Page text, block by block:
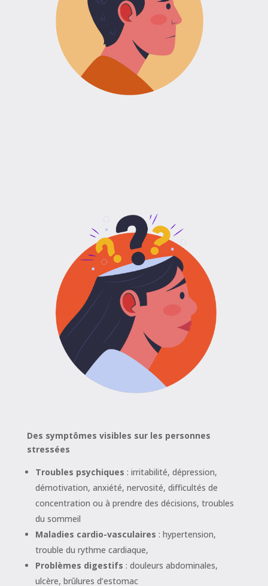
Des symptômes visibles sur les personnes
stressées
Troubles psychiques : irritabilité, dépression,
démotivation, anxiété, nervosité, difficultés de
concentration ou à prendre des décisions, troubles
du sommeil
Maladies cardio-vasculaires : hypertension,
trouble du rythme cardiaque,
Problèmes digestifs : douleurs abdominales,
ulcère, brûlures d’estomac